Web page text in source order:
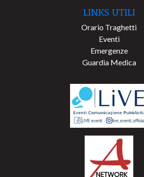
LINKS UTILI
Orario Traghetti
Eventi
Emergenze
Guardia Medica